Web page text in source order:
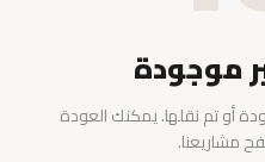
موجودة
أو تم نقلها. يمكنك العودة
مشاريعنا.